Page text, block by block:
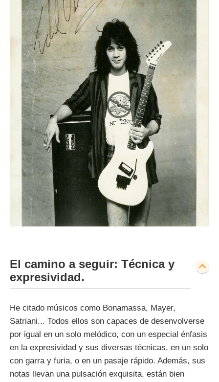
El camino a seguir: Técnica y
expresividad.
He citado músicos como Bonamassa, Mayer,
Satriani... Todos ellos son capaces de desenvolverse
por igual en un solo melódico, con un especial énfasis
en la expresividad y sus diversas técnicas, en un solo
con garra y furia, o en un pasaje rápido. Además, sus
notas llevan una pulsación exquisita, están bien